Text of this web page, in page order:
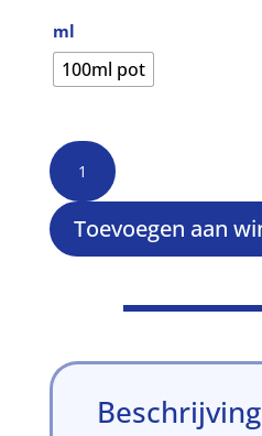
ml
100ml pot
Guppy
mini
granulaat
(0,5
-
Toevoegen aan
Beschrijving